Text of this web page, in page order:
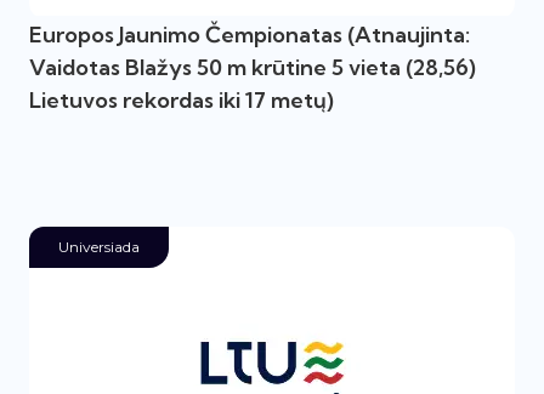
Europos Jaunimo Čempionatas (Atnaujinta:
Vaidotas Blažys 50 m krūtine 5 vieta (28,56)
Lietuvos rekordas iki 17 metų)
Universiada